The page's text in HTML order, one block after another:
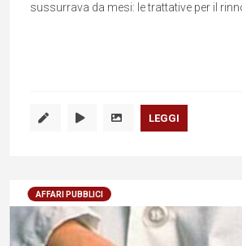
sussurrava da mesi: le trattative per il
LEGGI
AFFARI PUBBLICI